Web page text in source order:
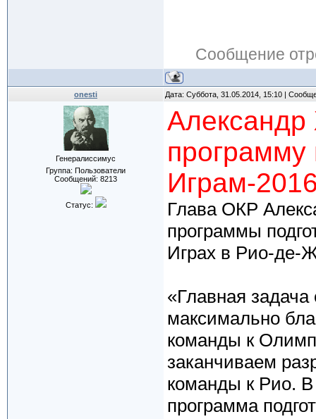
Сообщение
onesti Дата: Суббота, 31.05.2014, 15:10 |
Генералиссимус
Группа: Пользователи
Сообщений: 8213
Статус:
программу
Играм-
Глава ОКР
программы
Играх в Рио-де-
«Главная задача
максимально
команды к
заканчиваем
команды к Рио.
программа